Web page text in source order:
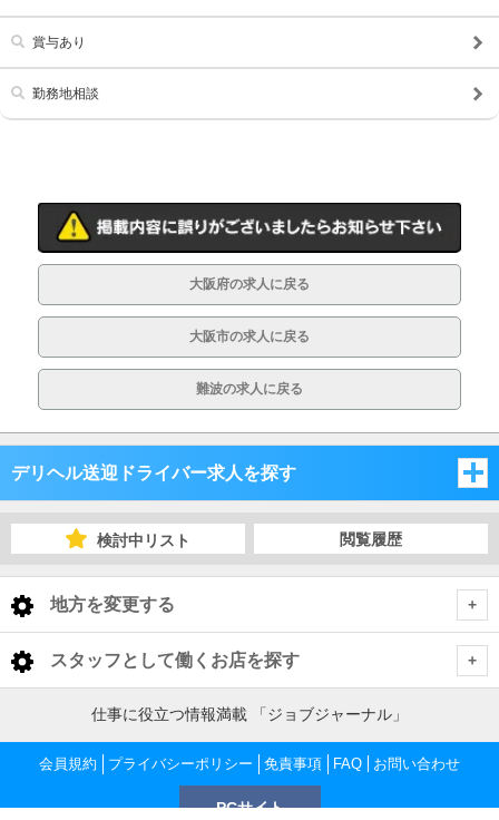
賞与あり
勤務地相談
大阪府の求人に戻る
大阪市の求人に戻る
難波の求人に戻る
デリヘル送迎ドライバー求人を探す
大阪府
大阪市 デリヘル送迎ドライバー
梅田 デリヘル送迎ドライバー
堺市
堺市 デリヘル送迎ドライバー
大阪府下
神戸
神戸 デリヘル送迎ドライバー
阪神・尼崎
京都府 デリヘル送迎ドライバー
京都市滋賀県 デリヘル送迎ドライバー
和歌山県
奈良県
検討中リスト 閲覧履歴
地方を変更する
< 全国トップ
北海道 男性高収入
東北 男性高収入
南関東 男性高収入
スタッフとして働くお店を探す
大阪府
大阪 男性高収入
梅田 男性高収入
京都府
仕事に役立つ情報満載 「ジョブジャーナル」
会員規約 プライバシーポリシー 免責事項 FAQ お問い合わせ
PCサイト